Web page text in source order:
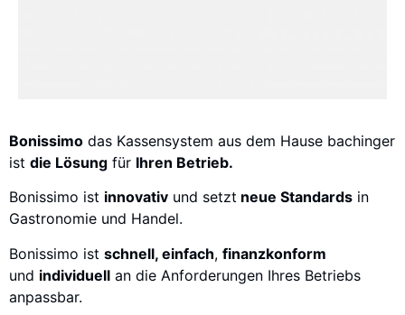
Bonissimo das Kassensystem aus dem Hause bachinger
ist die Lösung für Ihren Betrieb.
Bonissimo ist innovativ und setzt neue Standards in
Gastronomie und Handel.
Bonissimo ist schnell, einfach, finanzkonform
und individuell an die Anforderungen Ihres Betriebs
anpassbar.